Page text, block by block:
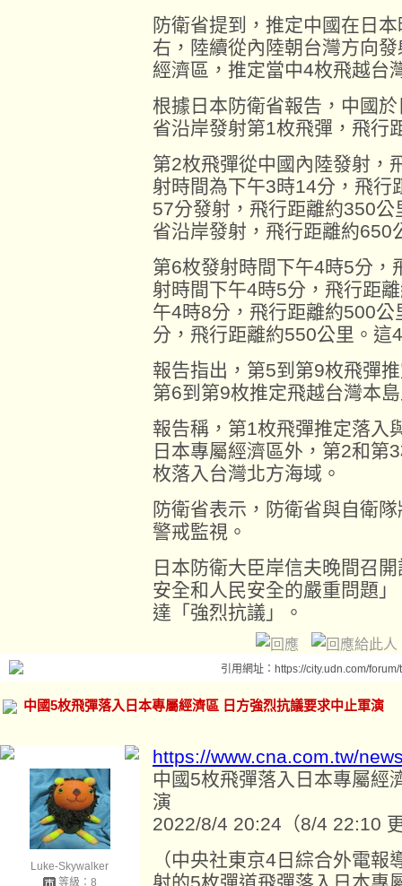
防衛省提到，推定中國在日
右，陸續從內陸朝台灣方向
經濟區，推定當中4枚飛越台
根據日本防衛省報告，中國
省沿岸發射第1枚飛彈，飛行
第2枚飛彈從中國內陸發射，
射時間為下午3時14分，飛
57分發射，飛行距離約350
省沿岸發射，飛行距離約650
第6枚發射時間下午4時5分，
射時間下午4時5分，飛行距
午4時8分，飛行距離約500
分，飛行距離約550公里。這
報告指出，第5到第9枚飛彈
第6到第9枚推定飛越台灣本
報告稱，第1枚飛彈推定落入
日本專屬經濟區外，第2和第
枚落入台灣北方海域。
防衛省表示，防衛省與自衛
警戒監視。
日本防衛大臣岸信夫晚間召
安全和人民安全的嚴重問題
達「強烈抗議」。
引用網址：https://city.udn.com/
中國5枚飛彈落入日本專屬經濟區 日方強烈抗議要求中止軍演
Luke-Skywalker
等級：8
https://www.cna.com.tw/
中國5枚飛彈落入日本專屬經
演
2022/8/4 20:24（8/4 22:10
（中央社東京4日綜合外電